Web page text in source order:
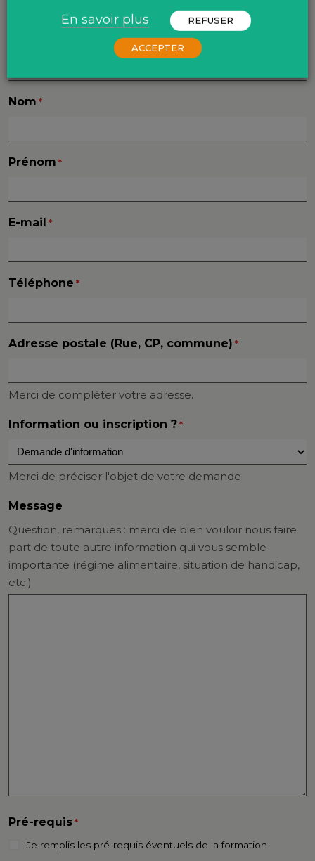
Nom *
Prénom *
E-mail *
Téléphone *
Adresse postale (Rue, CP, commune) *
Merci de compléter votre adresse.
Information ou inscription ? *
Merci de préciser l'objet de votre demande
Message
Question, remarques : merci de bien vouloir nous faire
part de toute autre information qui vous semble
importante (régime alimentaire, situation de handicap,
etc.)
Pré-requis *
Je remplis les pré-requis éventuels de la formation.
En savoir plus REFUSER
ACCEPTER